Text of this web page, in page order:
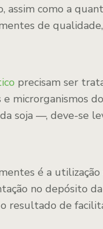
como a
de
precisam ser
microrganismos
soja —, deve-se
é a
no depósito da
resultado de